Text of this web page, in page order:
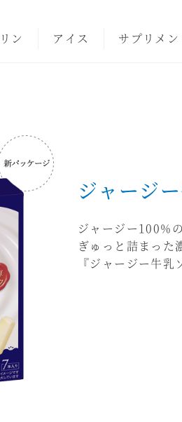
ン アイス サプリメン
ジャージ
ジャージー100%
ぎゅっと詰まった
『ジャージー牛乳